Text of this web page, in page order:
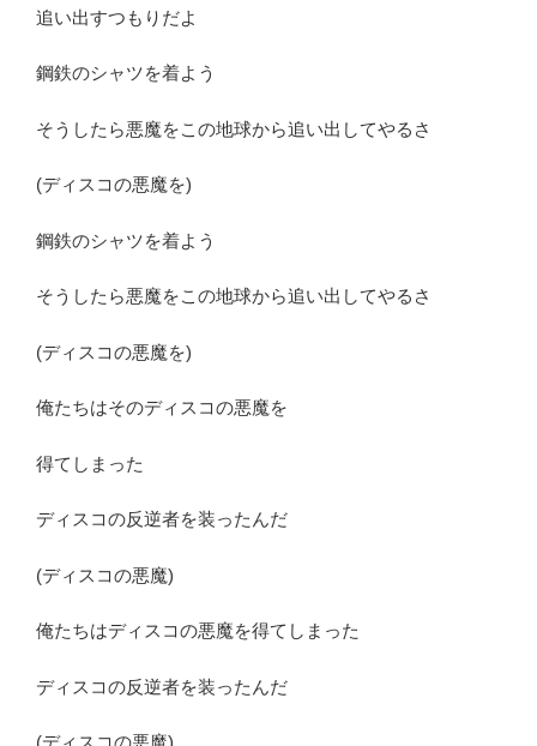
追い出すつもりだよ
鋼鉄のシャツを着よう
そうしたら悪魔をこの地球から追い出してやるさ
(ディスコの悪魔を)
鋼鉄のシャツを着よう
そうしたら悪魔をこの地球から追い出してやるさ
(ディスコの悪魔を)
俺たちはそのディスコの悪魔を
得てしまった
ディスコの反逆者を装ったんだ
(ディスコの悪魔)
俺たちはディスコの悪魔を得てしまった
ディスコの反逆者を装ったんだ